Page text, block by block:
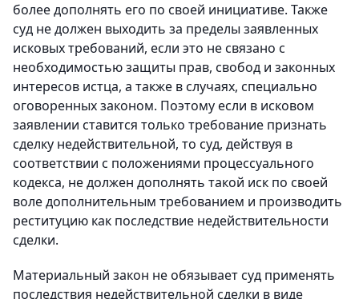
более дополнять его по своей инициативе. Также
суд не должен выходить за пределы заявленных
исковых требований, если это не связано с
необходимостью защиты прав, свобод и законных
интересов истца, а также в случаях, специально
оговоренных законом. Поэтому если в исковом
заявлении ставится только требование признать
сделку недействительной, то суд, действуя в
соответствии с положениями процессуального
кодекса, не должен дополнять такой иск по своей
воле дополнительным требованием и производить
реституцию как последствие недействительности
сделки.
Материальный закон не обязывает суд применять
последствия недействительной сделки в виде